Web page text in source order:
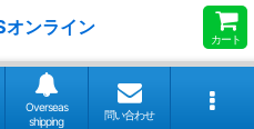
ンライン
カート
Overseas
shipping
問い合わせ